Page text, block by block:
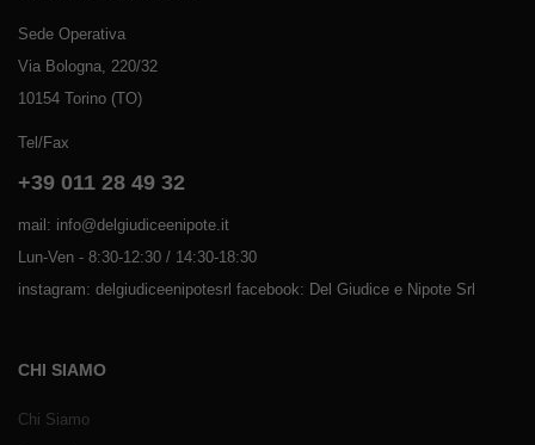
Sede Operativa
Via Bologna, 220/32
10154 Torino (TO)
Tel/Fax
+39 011 28 49 32
mail: info@delgiudiceenipote.it
Lun-Ven - 8:30-12:30 / 14:30-18:30
instagram: delgiudiceenipotesrl facebook: Del Giudice e Nipote Srl
CHI SIAMO
Chi Siamo